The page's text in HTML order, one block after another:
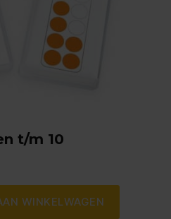
t/m 10
WINKELWAGEN